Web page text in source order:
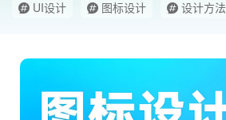
UI设计 图标设计 设计方法